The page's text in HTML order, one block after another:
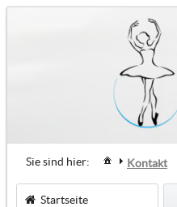
Sie sind hier: Kontakt
Startseite